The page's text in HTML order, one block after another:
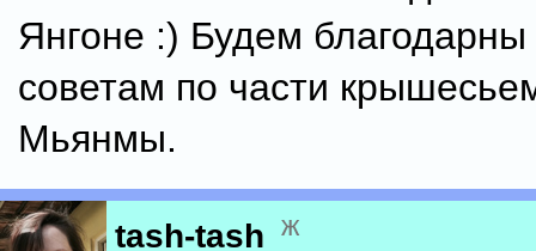
Янгоне :) Будем
советам по части
Мьянмы.
tash-tash ж